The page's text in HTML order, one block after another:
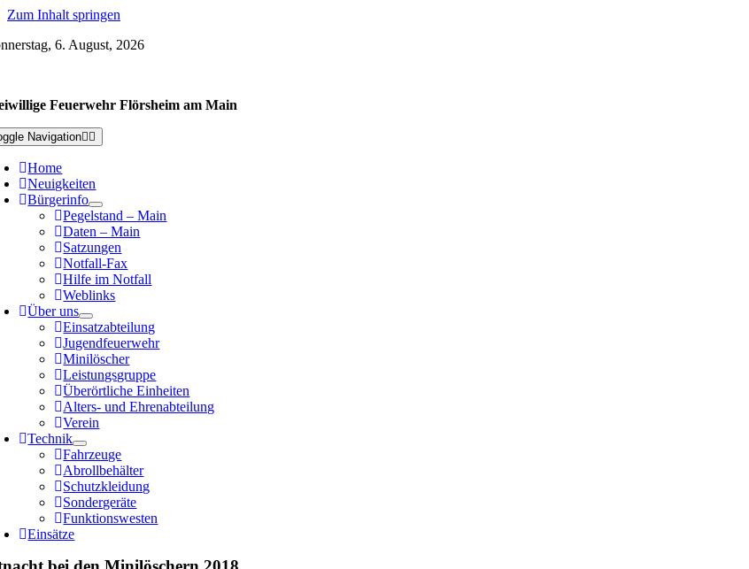
Zum Inhalt springen
6. August, 2026
Feuerwehr Flörsheim am Main
Navigation
Home
Neuigkeiten
Bürgerinfo
Pegelstand – Main
Daten – Main
Satzungen
Notfall-Fax
Hilfe im Notfall
Weblinks
Über uns
Einsatzabteilung
Jugendfeuerwehr
Minilöscher
Leistungsgruppe
Überörtliche Einheiten
Alters- und Ehrenabteilung
Verein
Technik
Fahrzeuge
Abrollbehälter
Schutzkleidung
Sondergeräte
Funktionswesten
Einsätze